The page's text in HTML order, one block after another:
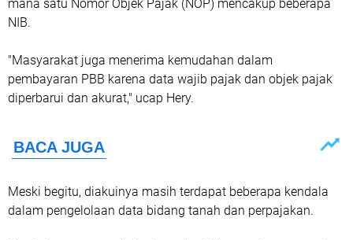
mana satu Nomor Objek Pajak (NOP) mencakup beberapa
NIB.
"Masyarakat juga menerima kemudahan dalam
pembayaran PBB karena data wajib pajak dan objek pajak
diperbarui dan akurat," ucap Hery.
Meski begitu, diakuinya masih terdapat beberapa kendala
dalam pengelolaan data bidang tanah dan perpajakan.